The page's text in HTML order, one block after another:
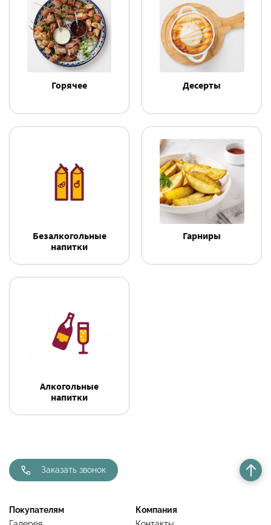
Горячее Десерты
Безалкогольные
напитки
Гарниры
Алкогольные
напитки
Покупателям
Компания
Заказать звонок